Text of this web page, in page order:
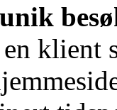
klient